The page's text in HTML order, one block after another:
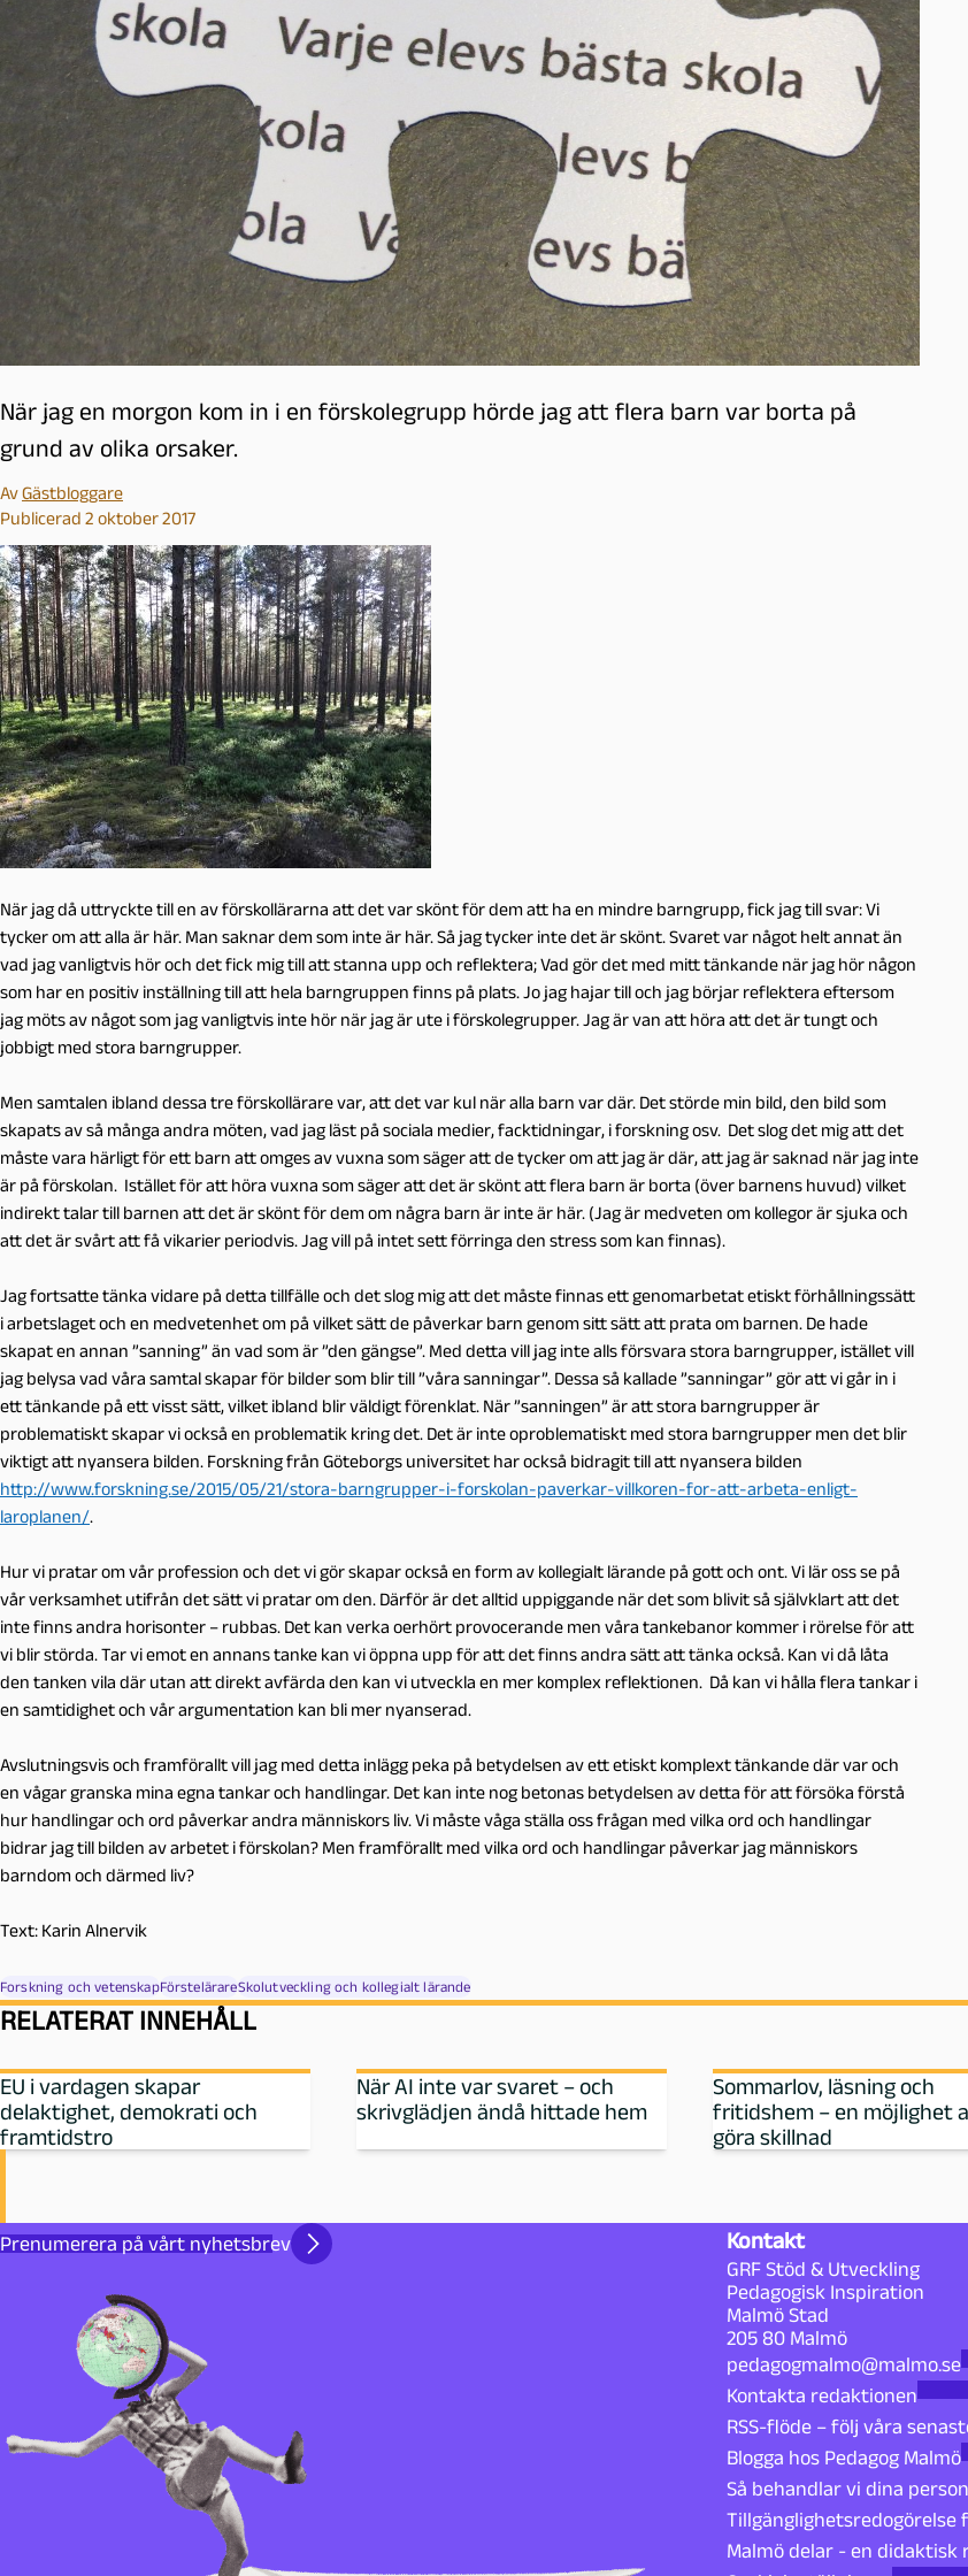
När jag en morgon kom in i en förskolegrupp hörde jag att flera barn var borta på
grund av olika orsaker.
AvGästbloggare
Publicerad 2 oktober 2017
När jag då uttryckte till en av förskollärarna att det var skönt för dem att ha en mindre barngrupp, fick jag till svar: Vi
tycker om att alla är här. Man saknar dem som inte är här. Så jag tycker inte det är skönt. Svaret var något helt annat än
vad jag vanligtvis hör och det fick mig till att stanna upp och reflektera; Vad gör det med mitt tänkande när jag hör någon
som har en positiv inställning till att hela barngruppen finns på plats. Jo jag hajar till och jag börjar reflektera eftersom
jag möts av något som jag vanligtvis inte hör när jag är ute i förskolegrupper. Jag är van att höra att det är tungt och
jobbigt med stora barngrupper.
Men samtalen ibland dessa tre förskollärare var, att det var kul när alla barn var där. Det störde min bild, den bild som
skapats av så många andra möten, vad jag läst på sociala medier, facktidningar, i forskning osv. Det slog det mig att det
måste vara härligt för ett barn att omges av vuxna som säger att de tycker om att jag är där, att jag är saknad när jag inte
är på förskolan. Istället för att höra vuxna som säger att det är skönt att flera barn är borta (över barnens huvud) vilket
indirekt talar till barnen att det är skönt för dem om några barn är inte är här. (Jag är medveten om kollegor är sjuka och
att det är svårt att få vikarier periodvis. Jag vill på intet sett förringa den stress som kan finnas).
Jag fortsatte tänka vidare på detta tillfälle och det slog mig att det måste finnas ett genomarbetat etiskt förhållningssätt
i arbetslaget och en medvetenhet om på vilket sätt de påverkar barn genom sitt sätt att prata om barnen. De hade
skapat en annan ”sanning” än vad som är ”den gängse”. Med detta vill jag inte alls försvara stora barngrupper, istället vill
jag belysa vad våra samtal skapar för bilder som blir till ”våra sanningar”. Dessa så kallade ”sanningar” gör att vi går in i
ett tänkande på ett visst sätt, vilket ibland blir väldigt förenklat. När ”sanningen” är att stora barngrupper är
problematiskt skapar vi också en problematik kring det. Det är inte oproblematiskt med stora barngrupper men det blir
viktigt att nyansera bilden. Forskning från Göteborgs universitet har också bidragit till att nyansera bilden
http://www.forskning.se/2015/05/21/stora-barngrupper-i-forskolan-paverkar-villkoren-for-att-arbeta-enligt-
laroplanen/.
Hur vi pratar om vår profession och det vi gör skapar också en form av kollegialt lärande på gott och ont. Vi lär oss se på
vår verksamhet utifrån det sätt vi pratar om den. Därför är det alltid uppiggande när det som blivit så självklart att det
inte finns andra horisonter – rubbas. Det kan verka oerhört provocerande men våra tankebanor kommer i rörelse för att
vi blir störda. Tar vi emot en annans tanke kan vi öppna upp för att det finns andra sätt att tänka också. Kan vi då låta
den tanken vila där utan att direkt avfärda den kan vi utveckla en mer komplex reflektionen. Då kan vi hålla flera tankar i
en samtidighet och vår argumentation kan bli mer nyanserad.
Avslutningsvis och framförallt vill jag med detta inlägg peka på betydelsen av ett etiskt komplext tänkande där var och
en vågar granska mina egna tankar och handlingar. Det kan inte nog betonas betydelsen av detta för att försöka förstå
hur handlingar och ord påverkar andra människors liv. Vi måste våga ställa oss frågan med vilka ord och handlingar
bidrar jag till bilden av arbetet i förskolan? Men framförallt med vilka ord och handlingar påverkar jag människors
barndom och därmed liv?
Text: Karin Alnervik
Forskning och vetenskapFörstelärareSkolutveckling och kollegialt lärande
RELATERAT INNEHÅLL
EU i vardagen skapar
delaktighet, demokrati och
framtidstro
När AI inte var svaret – och
skrivglädjen ändå hittade hem
Sommarlov, läsning och
fritidshem – en möjlighet
göra skillnad
Prenumerera på vårt nyhetsbrev Kontakt
GRF Stöd & Utveckling
Pedagogisk Inspiration
Malmö Stad
205 80 Malmö
pedagogmalmo@malmo.se
Kontakta redaktionen
RSS-flöde – följ våra
Blogga hos Pedagog Malmö
Så behandlar vi dina
Tillgänglighetsredogörelse
Malmö delar - en didaktisk